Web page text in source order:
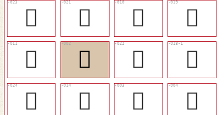
󱰏
󱰍 󱰂
󱰋
󱰃
𠭻 󱰎
󱰊
󱰐
󱰆 𦤘
󱯼